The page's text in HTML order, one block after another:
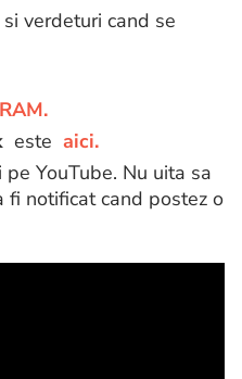
verdeturi cand se
este aici.
YouTube. Nu uita sa
notificat cand postez o